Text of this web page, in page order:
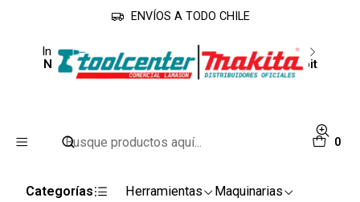
0
Categorías Herramientas Maquinarias
ENVÍOS A TODO CHILE
Inicio Herramientas
Herramientas de Medición
Nivel magnetico 40'' con 3 burbujas Hammerbit